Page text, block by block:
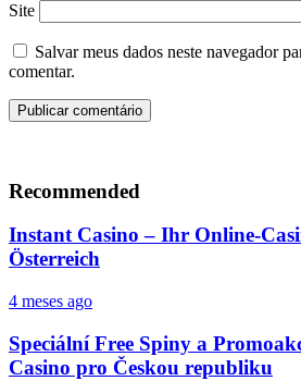
Site
Salvar meus dados neste navegador
comentar.
Recommended
Instant Casino – Ihr Online-
Österreich
4 meses ago
Speciální Free Spiny a
Casino pro Českou republiku